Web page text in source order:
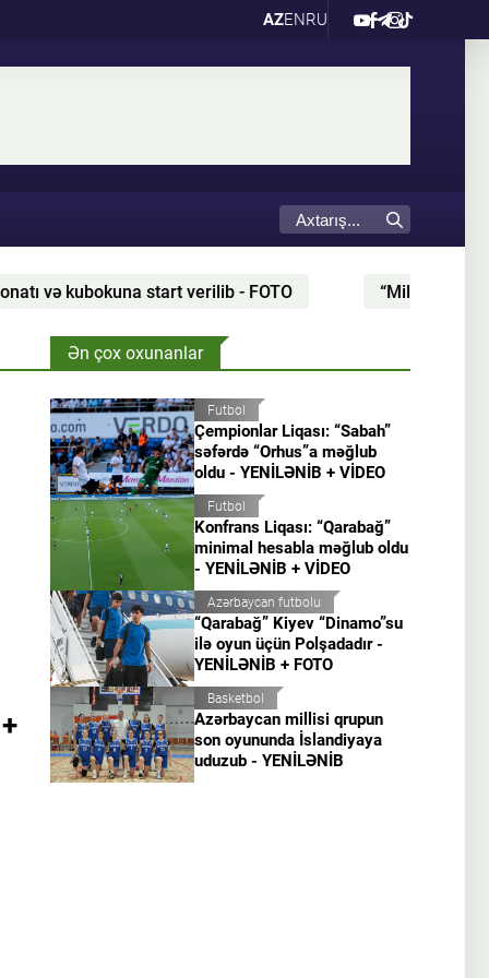
AZENRU
FOTO “Milan” 2026/27 mövsümü üçün üçüncü
Ən çox oxunanlar
Futbol
Çempionlar Liqası: “Sabah”
səfərdə “Orhus”a məğlub
oldu - YENİLƏNİB + VİDEO
Futbol
Konfrans Liqası: “Qarabağ”
minimal hesabla məğlub oldu
- YENİLƏNİB + VİDEO
Azərbaycan futbolu
“Qarabağ” Kiyev “Dinamo”su
ilə oyun üçün Polşadadır -
YENİLƏNİB + FOTO
Basketbol
Azərbaycan millisi qrupun
son oyununda İslandiyaya
uduzub - YENİLƏNİB